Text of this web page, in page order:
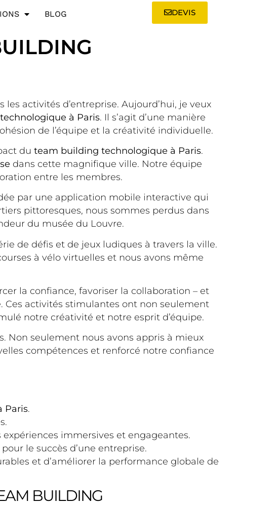
BLOG DEVIS
activités d’entreprise. Aujourd’hui, je veux
à Paris. Il s’agit d’une manière
de l’équipe et la créativité individuelle.
du team building technologique à Paris.
dans cette magnifique ville. Notre équipe
entre les membres.
par une application mobile interactive qui
pittoresques, nous sommes perdus dans
du musée du Louvre.
de défis et de jeux ludiques à travers la ville.
à vélo virtuelles et nous avons même
la confiance, favoriser la collaboration – et
activités stimulantes ont non seulement
notre créativité et notre esprit d’équipe.
Non seulement nous avons appris à mieux
compétences et renforcé notre confiance
Paris.
immersives et engageantes.
le succès d’une entreprise.
et d’améliorer la performance globale de
BUILDING